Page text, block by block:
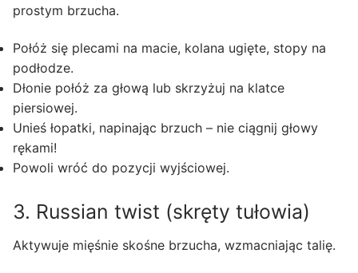
prostym brzucha.
Połóż się plecami na macie, kolana ugięte, stopy na
podłodze.
Dłonie połóż za głową lub skrzyżuj na klatce
piersiowej.
Unieś łopatki, napinając brzuch – nie ciągnij głowy
rękami!
Powoli wróć do pozycji wyjściowej.
3. Russian twist (skręty tułowia)
Aktywuje mięśnie skośne brzucha, wzmacniając talię.